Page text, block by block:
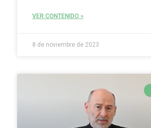
VER CONTENIDO »
8 de noviembre de 2023